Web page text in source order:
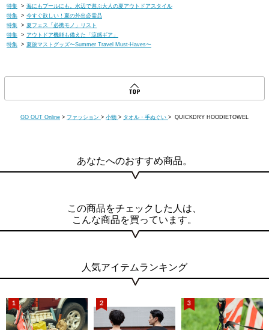
特集 > 海にもプールにも。水辺で遊ぶ大人の夏アウトドアスタイル
特集 > 今すぐ欲しい！夏の外出必需品
特集 > 夏フェス「必携モノ」リスト
特集 > アウトドア機能も備えた「涼感ギア」
特集 > 夏旅マストグッズ〜Summer Travel Must-Haves〜
GO OUT Online > ファッション > 小物 > タオル・手ぬぐい > QUICKDRY HOODIETOWEL
あなたへのおすすめ商品。
この商品をチェックした人は、
こんな商品を買っています。
人気アイテムランキング